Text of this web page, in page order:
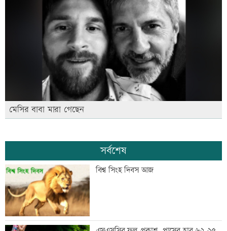
মেসির বাবা মারা গেছেন
সর্বশেষ
বিশ্ব সিংহ দিবস আজ